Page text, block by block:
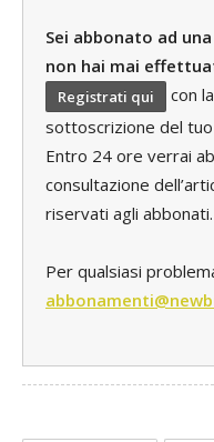
Sei abbonato ad
non hai mai
Registrati qui
con
sottoscrizione del
Entro 24 ore verrai
consultazione
riservati agli abbonati.
Per qualsiasi